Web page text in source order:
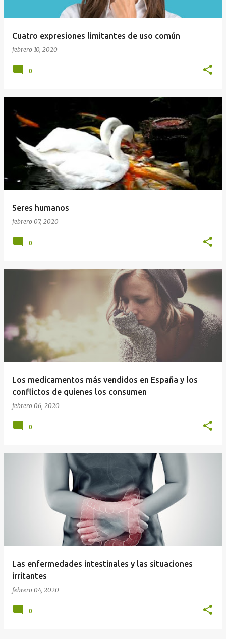
Cuatro expresiones limitantes de uso común
febrero 10, 2020
0
Seres humanos
febrero 07, 2020
0
Los medicamentos más vendidos en España y los
conflictos de quienes los consumen
febrero 06, 2020
0
Las enfermedades intestinales y las situaciones
irritantes
febrero 04, 2020
0